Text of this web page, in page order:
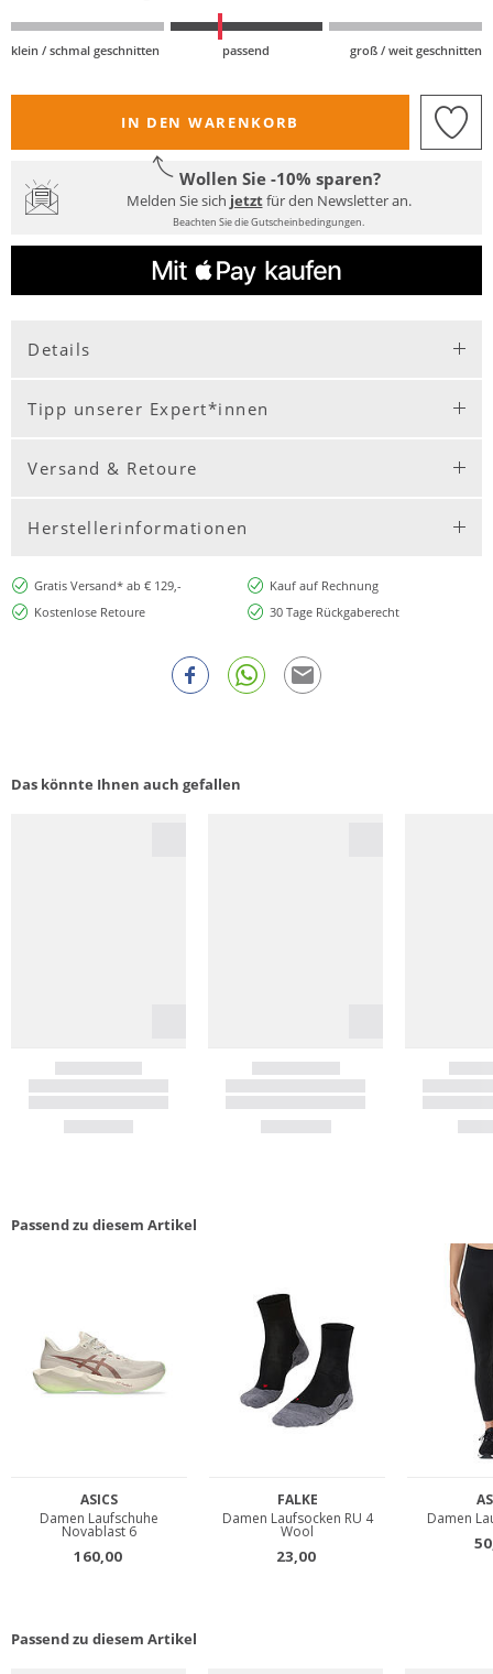
klein / schmal geschnitten passend groß / weit geschnitten
IN DEN WARENKORB
Wollen Sie -10% sparen?
Melden Sie sich jetztfür den Newsletter an.
Beachten Sie die Gutscheinbedingungen.
Details
Tipp unserer Expert*innen
Versand & Retoure
Herstellerinformationen
Gratis Versand* ab € 129,-
Kauf auf Rechnung
Kostenlose Retoure
30 Tage Rückgaberecht
Das könnte Ihnen auch gefallen
Passend zu diesem Artikel
Passend zu diesem Artikel